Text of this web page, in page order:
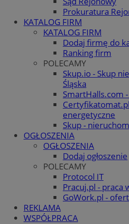
Prokuratura
KATALOG FIRM
KATALOG FIRM
Dodaj firmę do
Ranking firm
POLECAMY
Skup.io - Skup
Śląska
SmartHalls.com
energetyczne
Skup -
OGŁOSZENIA
OGŁOSZENIA
Dodaj ogłoszenie
POLECAMY
Protocol IT
Pracuj.pl - praca
GoWork.pl -
REKLAMA
WSPÓŁPRACA